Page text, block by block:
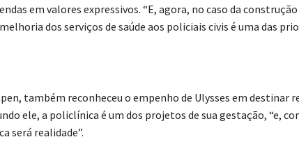
em valores expressivos. “E, agora, no caso da
dos serviços de saúde aos policiais civis é uma das
também reconheceu o empenho de Ulysses em destinar
ele, a policlínica é um dos projetos de sua gestação, “e,
será realidade”.